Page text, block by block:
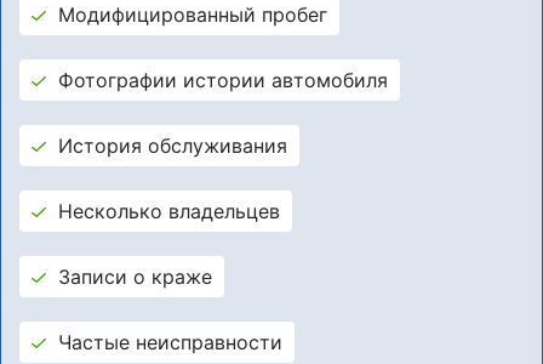
Модифицированный пробег
Фотографии истории автомобиля
История обслуживания
Несколько владельцев
Записи о краже
Частые неисправности